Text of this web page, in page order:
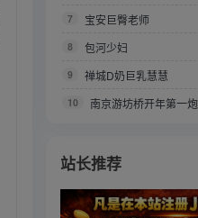
7 宝安巨臀老师
8 包河少妇
9 禅城D奶巨乳慧慧
10 南京游坊桥开年第一炮
站长推荐